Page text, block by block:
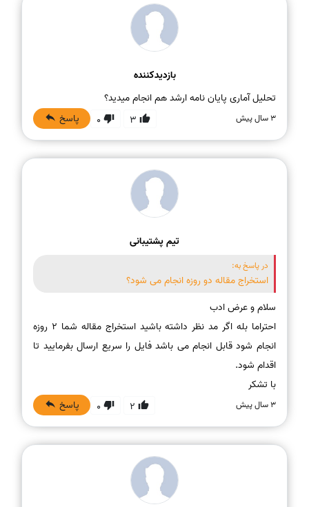
بازدیدکننده
تحلیل آماری پایان نامه ارشد هم انجام میدید؟
3 سال پیش 3
0 پاسخ
تیم پشتیبانی
در پاسخ به:
استخراج مقاله دو روزه انجام می شود؟
احتراما بله اگر مد نظر داشته باشید استخراج مقاله شما 2 روزه
انجام شود قابل انجام می باشد فایل را سریع ارسال بفرمایید تا
با تشکر
3 سال پیش 2
0 پاسخ